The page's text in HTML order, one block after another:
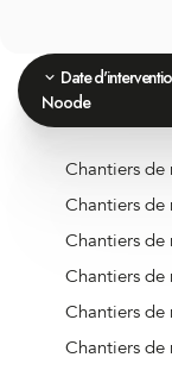
Date
Noode
Chantiers de
Chantiers
Chantiers
Chantiers de
Chantiers
Chantiers de